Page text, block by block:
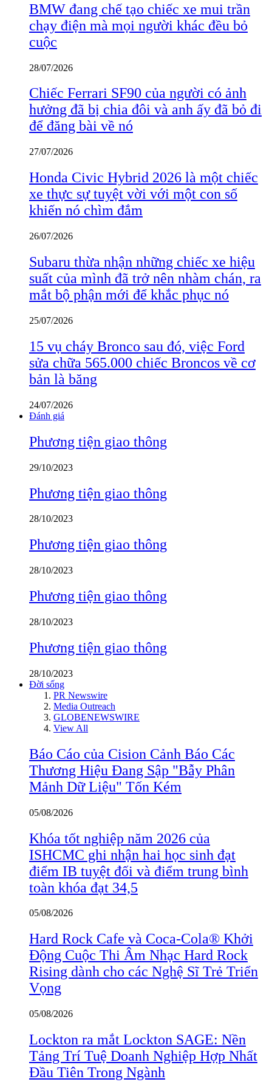
BMW đang chế tạo chiếc xe mui trần
chạy điện mà mọi người khác đều bỏ
cuộc
28/07/2026
Chiếc Ferrari SF90 của người có ảnh
hưởng đã bị chia đôi và anh ấy đã bỏ đi
để đăng bài về nó
27/07/2026
Honda Civic Hybrid 2026 là một chiếc
xe thực sự tuyệt vời với một con số
khiến nó chìm đắm
26/07/2026
Subaru thừa nhận những chiếc xe hiệu
suất của mình đã trở nên nhàm chán, ra
mắt bộ phận mới để khắc phục nó
25/07/2026
15 vụ cháy Bronco sau đó, việc Ford
sửa chữa 565.000 chiếc Broncos về cơ
bản là băng
24/07/2026
Đánh giá
Phương tiện giao thông
29/10/2023
Phương tiện giao thông
28/10/2023
Phương tiện giao thông
28/10/2023
Phương tiện giao thông
28/10/2023
Phương tiện giao thông
28/10/2023
Đời sống
PR Newswire
Media Outreach
GLOBENEWSWIRE
View All
Báo Cáo của Cision Cảnh Báo Các
Thương Hiệu Đang Sập "Bẫy Phân
Mảnh Dữ Liệu" Tốn Kém
05/08/2026
Khóa tốt nghiệp năm 2026 của
ISHCMC ghi nhận hai học sinh đạt
điểm IB tuyệt đối và điểm trung bình
toàn khóa đạt 34,5
05/08/2026
Hard Rock Cafe và Coca-Cola® Khởi
Động Cuộc Thi Âm Nhạc Hard Rock
Rising dành cho các Nghệ Sĩ Trẻ Triển
Vọng
05/08/2026
Lockton ra mắt Lockton SAGE: Nền
Tảng Trí Tuệ Doanh Nghiệp Hợp Nhất
Đầu Tiên Trong Ngành